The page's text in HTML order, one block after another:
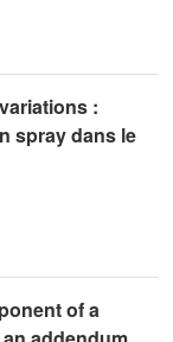
:
spray dans le
of a